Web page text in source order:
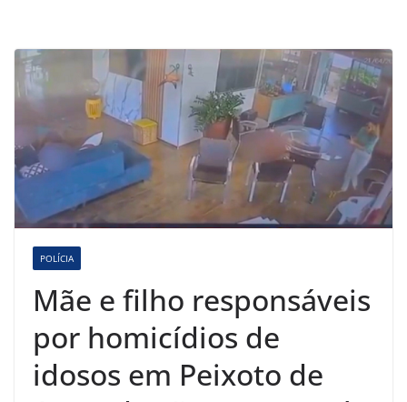
POLÍCIA
Mãe e filho responsáveis
por homicídios de
idosos em Peixoto de